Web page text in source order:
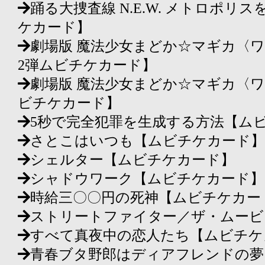
踊る大捜査線 N.E.W. メトロポリス
ケカード】
劇場版 魔法少女まどか☆マギカ〈
2弾ムビチケカード】
劇場版 魔法少女まどか☆マギカ〈
ビチケカード】
5秒で完全犯罪を生成する方法【ム
さとこはいつも【ムビチケカード】
シェルター【ムビチケカード】
シャドウワーク【ムビチケカード】
時給三〇〇円の死神【ムビチケカー
ストリートファイター／ザ・ムー
すべて真夜中の恋人たち【ムビチ
青春ブタ野郎はディアフレンドの